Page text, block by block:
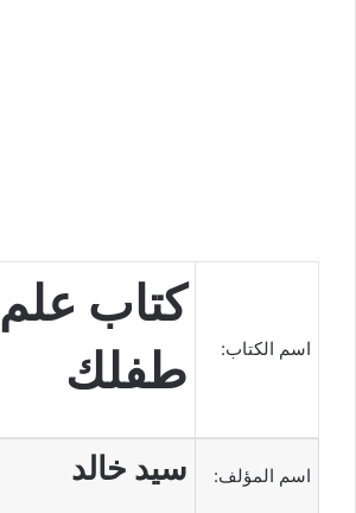
اسم الكتاب:
كتاب علم
طفلك
اسم المؤلف: سيد خالد